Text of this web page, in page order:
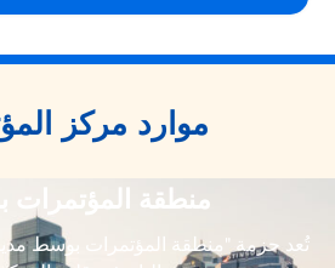
موارد مركز
منطقة المؤتمرات
تُعد حزمة "منطقة المؤتمرات بوسط